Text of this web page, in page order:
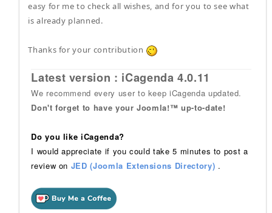
easy for me to check all wishes, and for you to see what
is already planned.
Thanks for your contribution
Latest version : iCagenda 4.0.11
We recommend every user to keep iCagenda updated.
Don't forget to have your Joomla!™ up-to-date!
Do you like iCagenda?
I would appreciate if you could take 5 minutes to post a
review on JED (Joomla Extensions Directory) .